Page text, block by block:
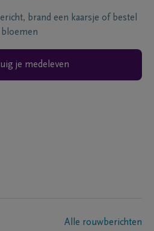
brand een kaarsje of bestel
bloemen
je medeleven
Alle rouwberichten